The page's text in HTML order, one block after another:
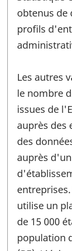
obtenus de
profils
Les autres
le nombre
issues de
auprès des
des
auprès
utilise un
de 15 000
population